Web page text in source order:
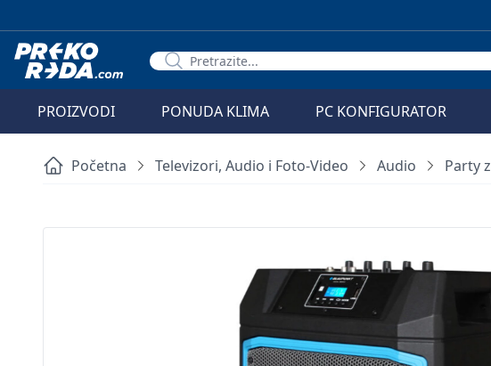
PROIZVODI PONUDA KLIMA PC KONFIGURATOR
Početna Televizori, Audio i Foto-Video Audio Party